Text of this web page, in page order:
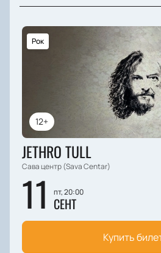
12+
Рок
JETHRO TULL
Сава центр (Sava Centar)
11 пт, 20:00
СЕНТ
Купить